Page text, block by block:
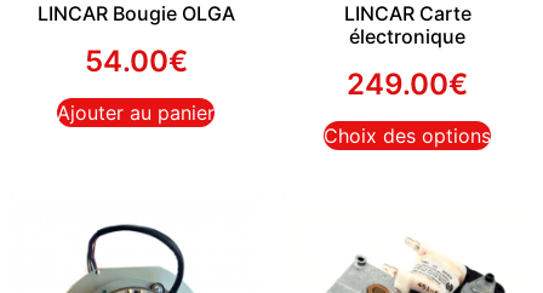
LINCAR Bougie OLGA
54.00€
Ajouter au panier
LINCAR Carte
électronique
249.00€
Choix des options